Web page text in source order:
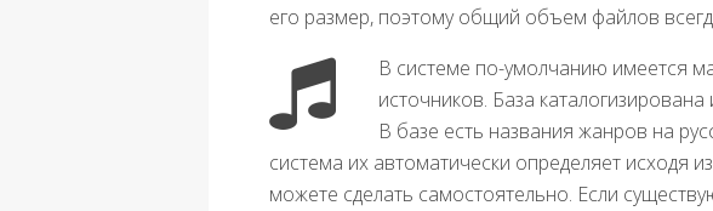
его размер, поэтому общий объем файлов
В системе по-умолчанию имеется
источников. База
В базе есть названия жанров на
система их автоматически определяет исходя
можете сделать самостоятельно. Если